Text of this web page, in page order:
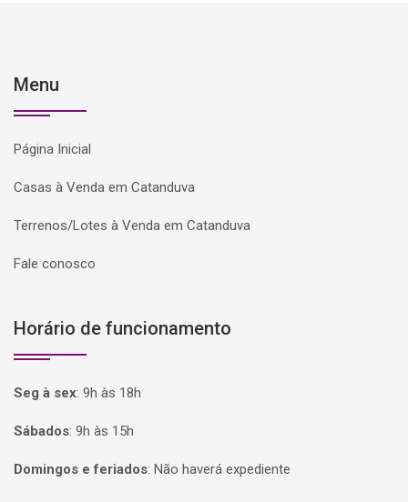
Menu
Página Inicial
Casas à Venda em Catanduva
Terrenos/Lotes à Venda em Catanduva
Fale conosco
Horário de funcionamento
Seg à sex: 9h às 18h
Sábados: 9h às 15h
Domingos e feriados: Não haverá expediente